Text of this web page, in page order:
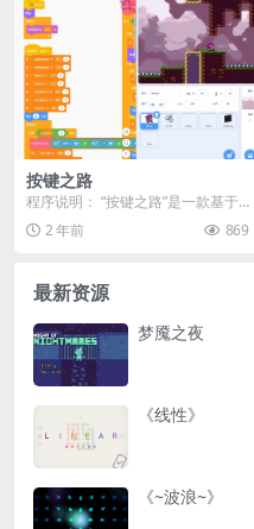
按键之路
程序说明： “按键之路”是一款基于S
cratch平台开发的简单小游戏。玩
家通过按...
2 年前 869
最新资源
梦魇之夜
《线性》
《~波浪~》